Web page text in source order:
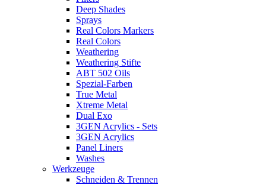
Deep Shades
Sprays
Real Colors Markers
Real Colors
Weathering
Weathering Stifte
ABT 502 Oils
Spezial-Farben
True Metal
Xtreme Metal
Dual Exo
3GEN Acrylics - Sets
3GEN Acrylics
Panel Liners
Washes
Werkzeuge
Schneiden & Trennen